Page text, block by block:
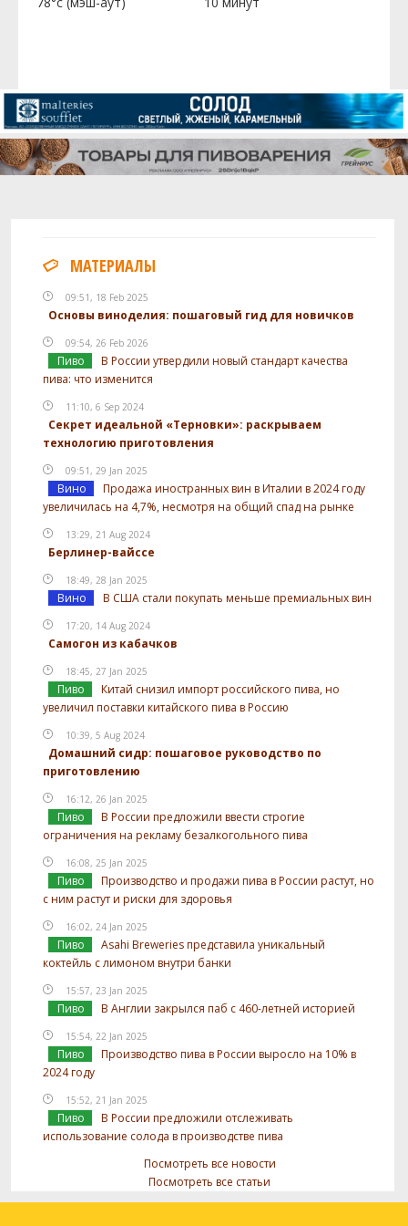
МАТЕРИАЛЫ
09:51, 18 Feb 2025
Основы виноделия: пошаговый гид для новичков
09:54, 26 Feb 2026
Пиво
В России утвердили новый стандарт качества
пива: что изменится
11:10, 6 Sep 2024
Секрет идеальной «Терновки»: раскрываем
технологию приготовления
09:51, 29 Jan 2025
Вино
Продажа иностранных вин в Италии в 2024 году
увеличилась на 4,7%, несмотря на общий спад на рынке
13:29, 21 Aug 2024
Берлинер-вайссе
18:49, 28 Jan 2025
Вино В США стали покупать меньше премиальных вин
17:20, 14 Aug 2024
Самогон из кабачков
18:45, 27 Jan 2025
Пиво
Китай снизил импорт российского пива, но
увеличил поставки китайского пива в Россию
10:39, 5 Aug 2024
Домашний сидр: пошаговое руководство по
приготовлению
16:12, 26 Jan 2025
Пиво
В России предложили ввести строгие
ограничения на рекламу безалкогольного пива
16:08, 25 Jan 2025
Пиво
Производство и продажи пива в России растут, но
с ним растут и риски для здоровья
16:02, 24 Jan 2025
Пиво
Asahi Breweries представила уникальный
коктейль с лимоном внутри банки
15:57, 23 Jan 2025
Пиво В Англии закрылся паб с 460-летней историей
15:54, 22 Jan 2025
Пиво
Производство пива в России выросло на 10% в
2024 году
15:52, 21 Jan 2025
Пиво
В России предложили отслеживать
использование солода в производстве пива
Посмотреть все новости
Посмотреть все статьи